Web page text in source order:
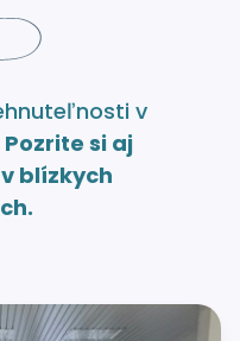
v
Pozrite si aj
blízkych